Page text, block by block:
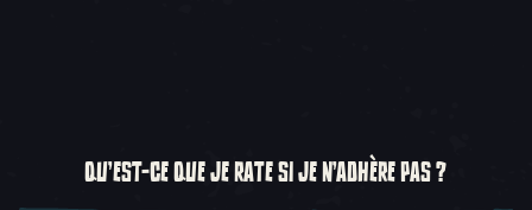
QU'EST-CE QUE JE RATE SI JE N'ADHÈRE PAS ?